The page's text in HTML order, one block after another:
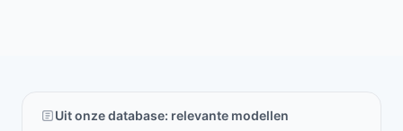
Uit onze database: relevante modellen